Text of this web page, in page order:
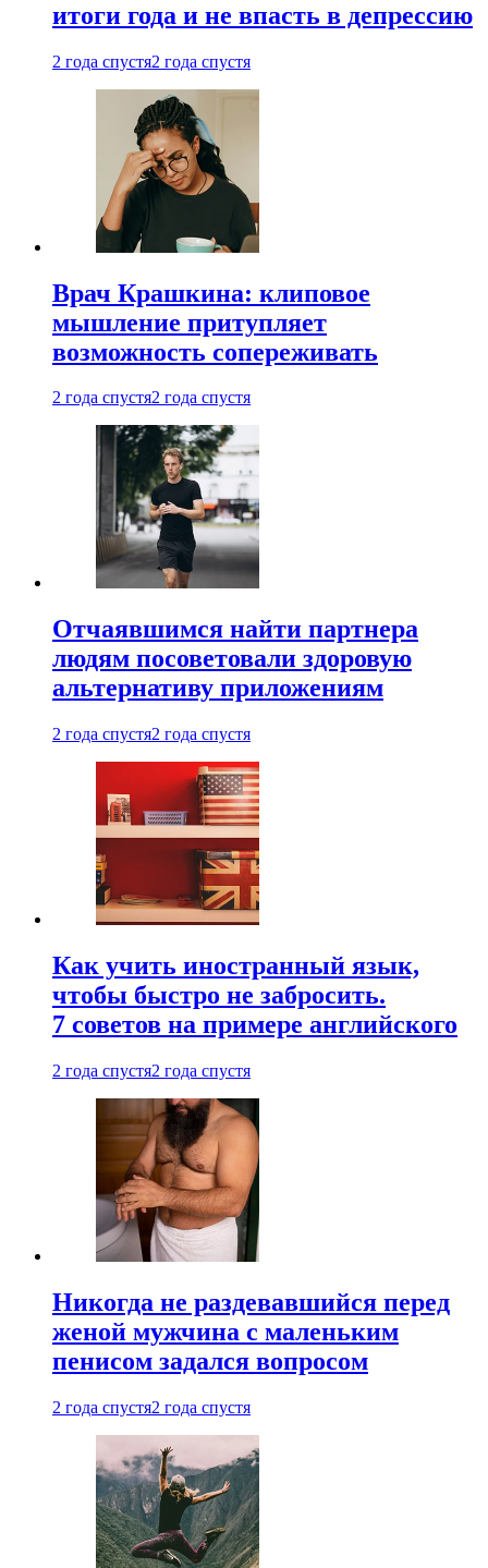
итоги года и не впасть в депрессию
2 года спустя2 года спустя
Врач Крашкина: клиповое
мышление притупляет
возможность сопереживать
2 года спустя2 года спустя
Отчаявшимся найти партнера
людям посоветовали здоровую
альтернативу приложениям
2 года спустя2 года спустя
Как учить иностранный язык,
чтобы быстро не забросить.
7 советов на примере английского
2 года спустя2 года спустя
Никогда не раздевавшийся перед
женой мужчина с маленьким
пенисом задался вопросом
2 года спустя2 года спустя